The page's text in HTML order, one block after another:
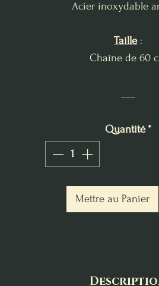
Acier inoxydable
Taille:
Chaîne de 60
Quantité*
Mettre au Panier